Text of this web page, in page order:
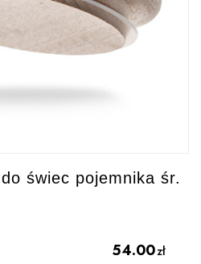
świec pojemnika śr.
54.00zł